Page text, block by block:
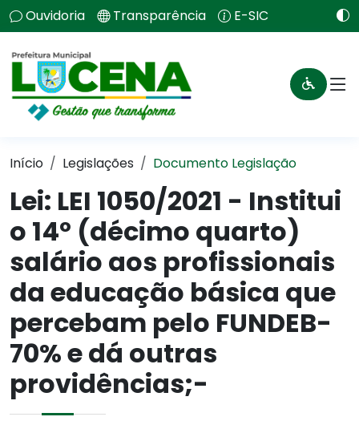
Ouvidoria Transparência E-SIC
Início Legislações Documento Legislação
Lei: LEI 1050/2021 - Institui
o 14º (décimo quarto)
salário aos profissionais
da educação básica que
percebam pelo FUNDEB-
70% e dá outras
providências;-